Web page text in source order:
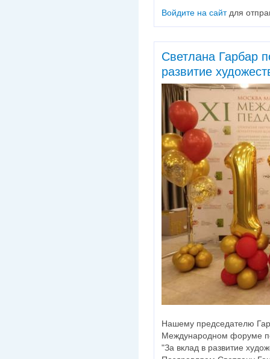
Войдите на сайтдля
Светлана Гарбар
развитие
Нашему председателю
Международном форуме
"За вклад в развитие